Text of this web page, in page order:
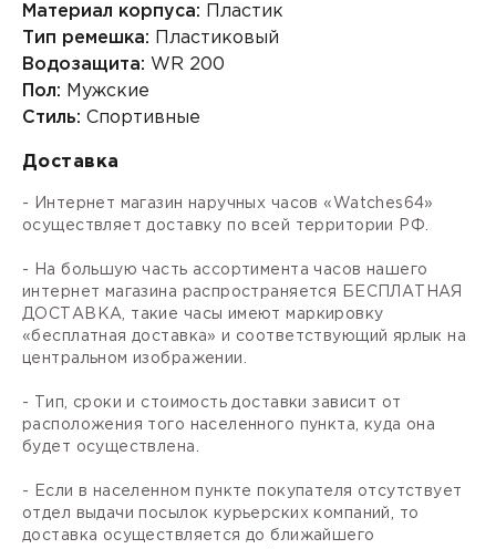
Материал корпуса: Пластик
Тип ремешка: Пластиковый
Водозащита: WR 200
Пол: Мужские
Стиль: Спортивные
Доставка
- Интернет магазин наручных часов «Watches64»
осуществляет доставку по всей территории РФ.
- На большую часть ассортимента часов нашего
интернет магазина распространяется БЕСПЛАТНАЯ
ДОСТАВКА, такие часы имеют маркировку
«бесплатная доставка» и соответствующий ярлык на
центральном изображении.
- Тип, сроки и стоимость доставки зависит от
расположения того населенного пункта, куда она
будет осуществлена.
- Если в населенном пункте покупателя отсутствует
отдел выдачи посылок курьерских компаний, то
доставка осуществляется до ближайшего